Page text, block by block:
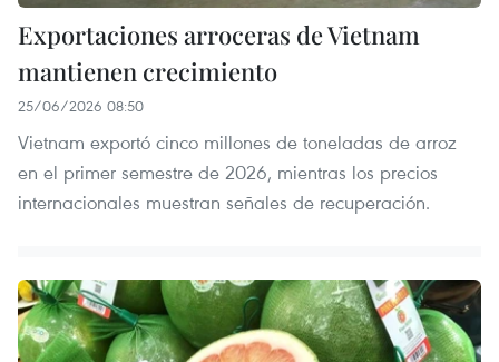
Exportaciones arroceras de Vietnam
mantienen crecimiento
25/06/2026 08:50
Vietnam exportó cinco millones de toneladas de arroz
en el primer semestre de 2026, mientras los precios
internacionales muestran señales de recuperación.